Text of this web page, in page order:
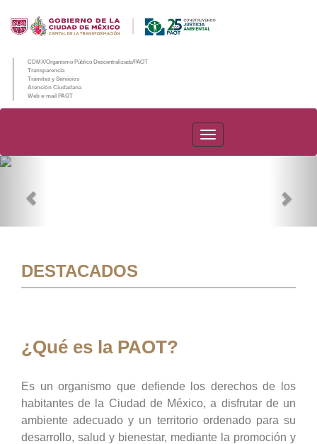
CDMX/Organismo Público Descentralizado/PAOT
Transparencia
Trámites y Servicios
Atención Ciudadana
Web e-mail PAOT
PAOT
DESTACADOS
¿Qué es la PAOT?
Es un organismo que defiende los derechos de los
habitantes de la Ciudad de México, a disfrutar de un
ambiente adecuado y un territorio ordenado para su
desarrollo, salud y bienestar, mediante la promoción y